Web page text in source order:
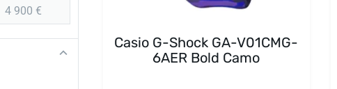
Casio G-Shock GA-V01CMG-
6AER Bold Camo